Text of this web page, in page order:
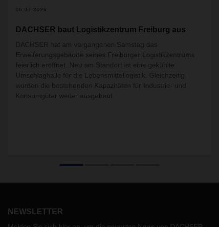
06.07.2026
DACHSER baut Logistikzentrum Freiburg aus
DACHSER hat am vergangenen Samstag das
Erweiterungsgebäude seines Freiburger Logistikzentrums
feierlich eröffnet. Neu am Standort ist eine gekühlte
Umschlaghalle für die Lebensmittellogistik. Gleichzeitig
wurden die bestehenden Kapazitäten für Industrie- und
Konsumgüter weiter ausgebaut.
NEWSLETTER